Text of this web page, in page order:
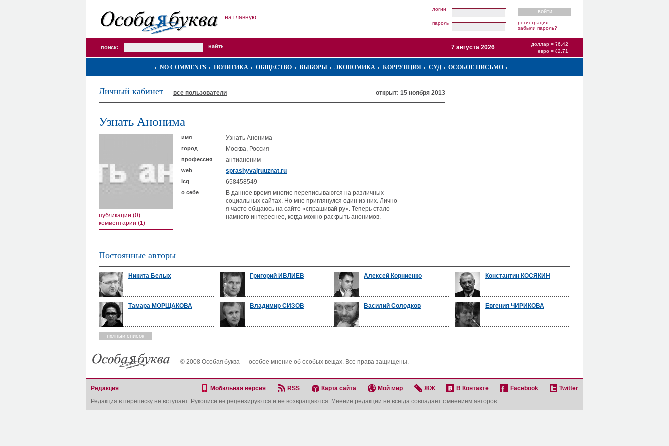
на главную
логин
пароль
регистрация
забыли пароль?
поиск:
доллар = 76,42
евро = 82,71
7 августа 2026
NO COMMENTS ПОЛИТИКА ОБЩЕСТВО ВЫБОРЫ ЭКОНОМИКА КОРРУПЦИЯ СУД ОСОБОЕ ПИСЬМО
открыт: 15 ноября 2013
Личный кабинет все пользователи
Узнать Анонима
публикации (0)
комментарии (1)
имя Узнать Анонима
город Москва, Россия
профессия антианоним
web sprashyvajruuznat.ru
icq 658458549
о себе
В данное время многие переписываются на различных
социальных сайтах. Но мне приглянулся один из них. Лично
я часто общаюсь на сайте «спрашивай ру». Теперь стало
намного интереснее, когда можно раскрыть анонимов.
Постоянные авторы
Никита Белых Григорий ИВЛИЕВ Алексей Корниенко Константин КОСЯКИН
Тамара МОРЩАКОВА Владимир СИЗОВ Василий Солодков Евгения ЧИРИКОВА
полный список
© 2008 Особая буква — особое мнение об особых вещах. Все права защищены.
Редакция Мобильная версия RSS Карта сайта Мой мир ЖЖ В Контакте Facebook
Twitter
Редакция в переписку не вступает. Рукописи не рецензируются и не возвращаются. Мнение редакции не всегда совпадает с мнением авторов.